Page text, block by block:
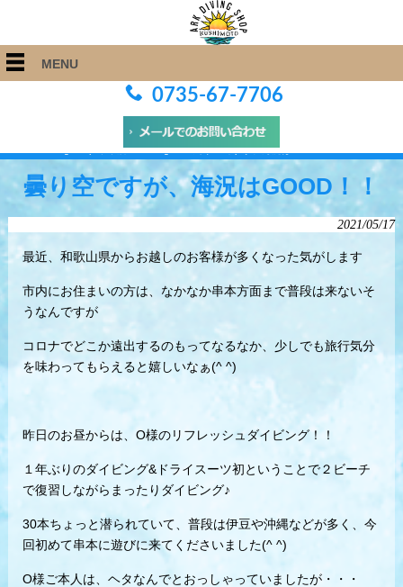
MENU
0735-67-7706
ARK Diving Shop 串本店 > Blog > 曇り空ですが、海況はGOOD！！
曇り空ですが、海況はGOOD！！
2021/05/17
最近、和歌山県からお越しのお客様が多くなった気がします
市内にお住まいの方は、なかなか串本方面まで普段は来ないそ
うなんですが
コロナでどこか遠出するのもってなるなか、少しでも旅行気分
を味わってもらえると嬉しいなぁ(^ ^)
昨日のお昼からは、O様のリフレッシュダイビング！！
１年ぶりのダイビング&ドライスーツ初ということで２ビーチ
で復習しながらまったりダイビング♪
30本ちょっと潜られていて、普段は伊豆や沖縄などが多く、今
回初めて串本に遊びに来てくださいました(^ ^)
O様ご本人は、ヘタなんでとおっしゃっていましたが・・・